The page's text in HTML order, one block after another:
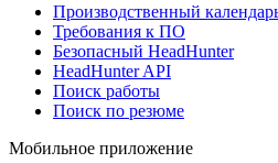
Производственный
Требования к ПО
Безопасный HeadHunter
HeadHunter API
Поиск работы
Поиск по резюме
Мобильное приложение